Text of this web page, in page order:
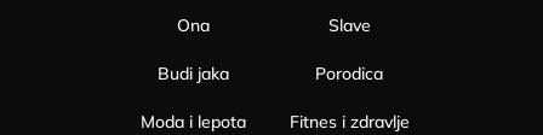
Ona
Budi jaka
Moda i lepota
Slave
Porodica
Fitnes i zdravlje